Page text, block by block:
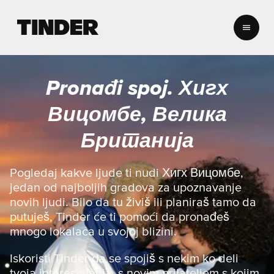
r
o
e
n
a
s
t
r
a
n
i
c
Pronađi spoj. Хигх
Вицомбе, Велика
Британија
Pogledaj kakve ljude ti nudi Хигх Вицомбе,
jedan od najboljih gradova za upoznavanje
novih ljudi. Bilo da tu živiš ili planiraš tamo da
putuješ, Tinder će ti pomoći da pronađeš
mnogo lokalaca u svojoj blizini.
Iskoristi Tinder da se spojiš s nekim ko deli